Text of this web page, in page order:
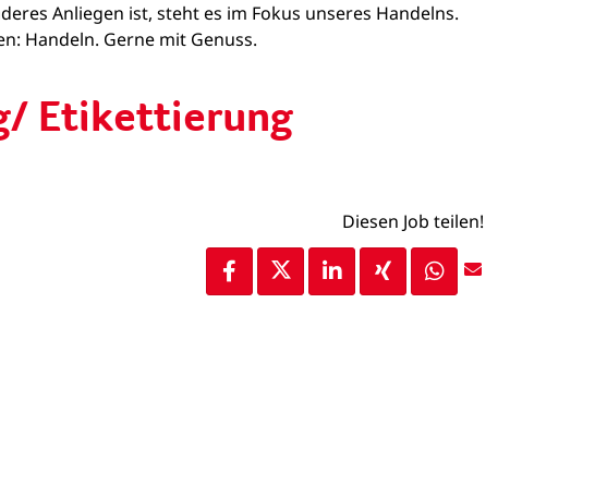
Etikettierung
Diesen Job teilen!
Anliegen ist, steht es im Fokus unseres Handelns.
Handeln. Gerne mit Genuss.